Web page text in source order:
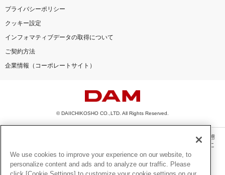
プライバシーポリシー
クッキー設定
インフォマティブデータの取得について
ご契約方法
企業情報（コーポレートサイト）
© DAIICHIKOSHO CO.,LTD. All Rights Reserved.
このサイトに掲載されている一切の文章・画像・写真・動画・音声等を、手段や形態
を問わず、著作権法の定める範囲を超えて無断で複製、転載、ファイル化などするこ
とを禁じます。
楽曲及びコンテンツは、機種によりご利用いただけない場合があります。
We use cookies to improve your experience on our website, to
personalize content and ads and to analyze our traffic. Please